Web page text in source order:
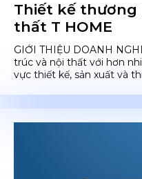
Thiết kế thương
thất T HOME
GIỚI THIỆU DOANH
trúc và nội thất với hơn
vực thiết kế, sản xuất và